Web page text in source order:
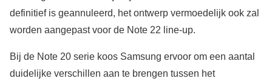
definitief is geannuleerd, het ontwerp vermoedelijk ook zal
worden aangepast voor de Note 22 line-up.
Bij de Note 20 serie koos Samsung ervoor om een aantal
duidelijke verschillen aan te brengen tussen het